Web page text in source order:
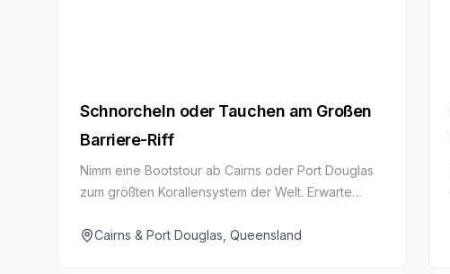
Schnorcheln oder Tauchen am Großen
Barriere-Riff
Nimm eine Bootstour ab Cairns oder Port Douglas
zum größten Korallensystem der Welt. Erwarte
kristallklares Wasser.
Cairns & Port Douglas, Queensland